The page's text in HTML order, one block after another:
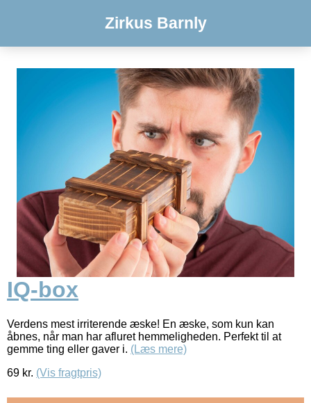
Zirkus Barnly
IQ-box
Verdens mest irriterende æske! En æske, som kun kan
åbnes, når man har afluret hemmeligheden. Perfekt til at
gemme ting eller gaver i. (Læs mere)
69 kr. (Vis fragtpris)